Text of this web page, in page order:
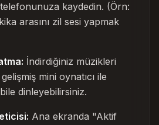
kaydedin. (Örn:
arasını zil sesi yapmak
İndirdiğiniz müzikleri
mini oynatıcı ile
dinleyebilirsiniz.
Ana ekranda "Aktif